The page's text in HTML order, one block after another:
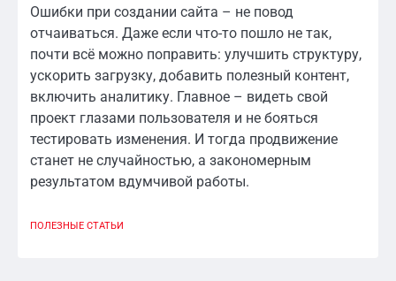
Ошибки при создании сайта – не повод
отчаиваться. Даже если что-то пошло не так,
почти всё можно поправить: улучшить структуру,
ускорить загрузку, добавить полезный контент,
включить аналитику. Главное – видеть свой
проект глазами пользователя и не бояться
тестировать изменения. И тогда продвижение
станет не случайностью, а закономерным
результатом вдумчивой работы.
ПОЛЕЗНЫЕ СТАТЬИ